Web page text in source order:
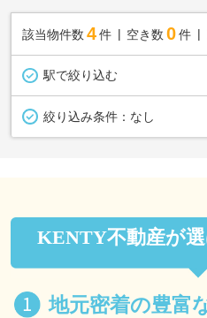
該当物件数 4件 空き数 0 件
駅で絞り込む
絞り込み条件： なし
KENTY不動産が
地元密着の豊富